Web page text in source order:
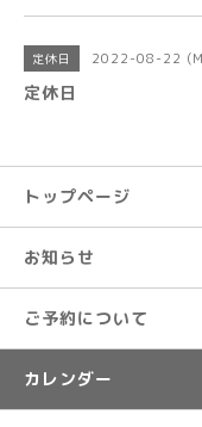
定休日 2022-08-22
定休日
トップページ
お知らせ
ご予約について
カレンダー